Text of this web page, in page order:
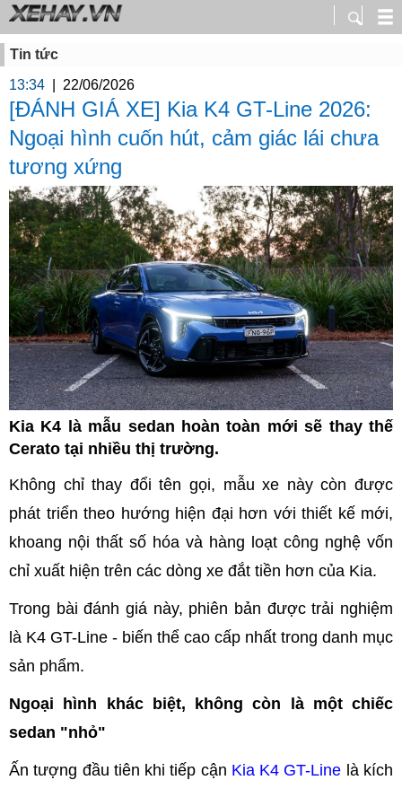
Tin tức
13:34
22/06/2026
[ĐÁNH GIÁ XE] Kia K4 GT-Line 2026:
Ngoại hình cuốn hút, cảm giác lái chưa
tương xứng
Kia K4 là mẫu sedan hoàn toàn mới sẽ thay thế
Cerato tại nhiều thị trường.
Không chỉ thay đổi tên gọi, mẫu xe này còn được
phát triển theo hướng hiện đại hơn với thiết kế mới,
khoang nội thất số hóa và hàng loạt công nghệ vốn
chỉ xuất hiện trên các dòng xe đắt tiền hơn của Kia.
Trong bài đánh giá này, phiên bản được trải nghiệm
là K4 GT-Line - biến thể cao cấp nhất trong danh mục
sản phẩm.
Ngoại hình khác biệt, không còn là một chiếc
sedan "nhỏ"
Ấn tượng đầu tiên khi tiếp cận Kia K4 GT-Line là kích